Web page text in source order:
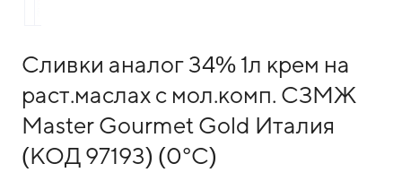
Сливки аналог 34% 1л крем на
раст.маслах с мол.комп. СЗМЖ
Master Gourmet Gold Италия
(КОД 97193) (0°С)